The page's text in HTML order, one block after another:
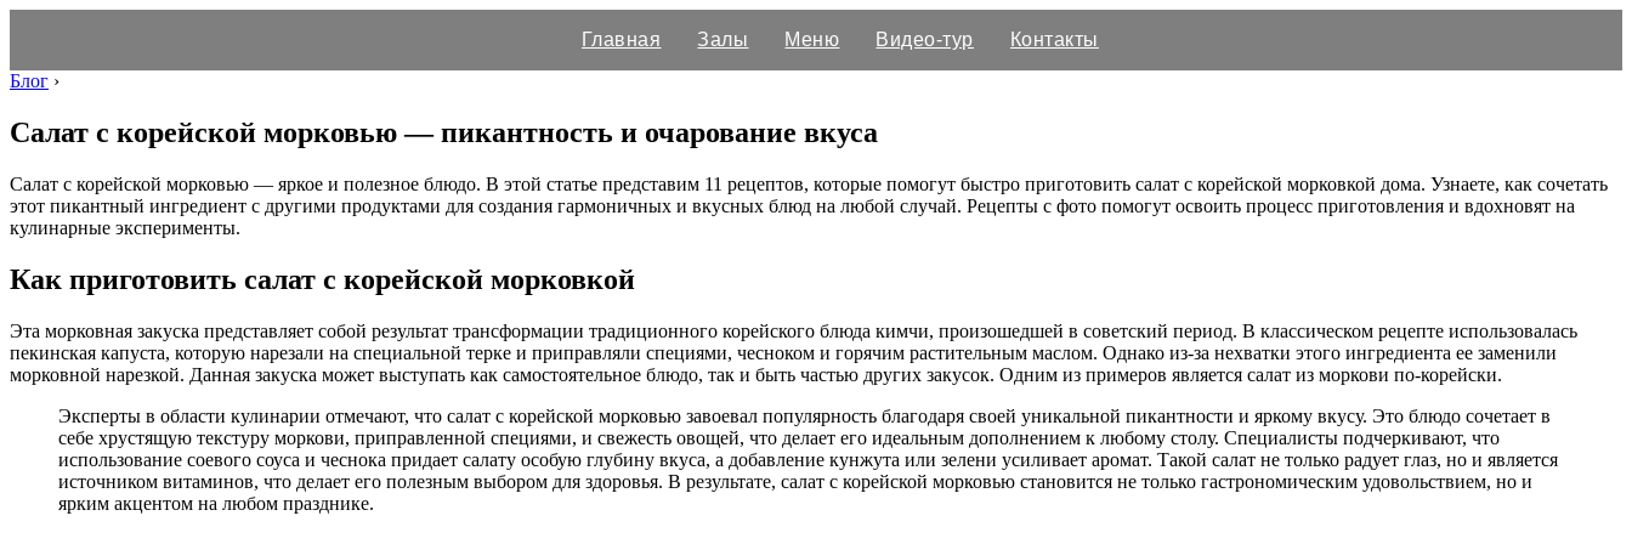
Главная Залы Меню Видео-тур
Контакты
Блог ›
Салат с корейской морковью — пикантность и очарование вкуса
Салат с корейской морковью — яркое и полезное блюдо. В этой статье представим 11 рецептов, которые помогут быстро приготовить салат с корейской морковкой дома. Узнаете, как сочетать
этот пикантный ингредиент с другими продуктами для создания гармоничных и вкусных блюд на любой случай. Рецепты с фото помогут освоить процесс приготовления и вдохновят на
кулинарные эксперименты.
Как приготовить салат с корейской морковкой
Эта морковная закуска представляет собой результат трансформации традиционного корейского блюда кимчи, произошедшей в советский период. В классическом рецепте использовалась
пекинская капуста, которую нарезали на специальной терке и приправляли специями, чесноком и горячим растительным маслом. Однако из-за нехватки этого ингредиента ее заменили
морковной нарезкой. Данная закуска может выступать как самостоятельное блюдо, так и быть частью других закусок. Одним из примеров является салат из моркови по-корейски.
Эксперты в области кулинарии отмечают, что салат с корейской морковью завоевал популярность благодаря своей уникальной пикантности и яркому вкусу. Это блюдо сочетает в
себе хрустящую текстуру моркови, приправленной специями, и свежесть овощей, что делает его идеальным дополнением к любому столу. Специалисты подчеркивают, что
использование соевого соуса и чеснока придает салату особую глубину вкуса, а добавление кунжута или зелени усиливает аромат. Такой салат не только радует глаз, но и является
источником витаминов, что делает его полезным выбором для здоровья. В результате, салат с корейской морковью становится не только гастрономическим удовольствием, но и
ярким акцентом на любом празднике.